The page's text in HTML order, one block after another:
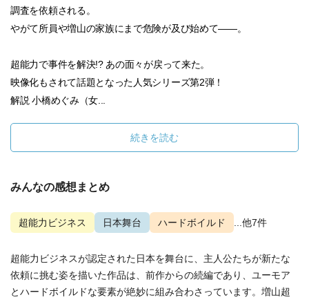
調査を依頼される。
やがて所員や増山の家族にまで危険が及び始めて――。
超能力で事件を解決!? あの面々が戻って来た。
映像化もされて話題となった人気シリーズ第2弾！
解説 小橋めぐみ（女...
続きを読む
みんなの感想まとめ
超能力ビジネス 日本舞台 ハードボイルド ...他7件
超能力ビジネスが認定された日本を舞台に、主人公たちが新たな
依頼に挑む姿を描いた作品は、前作からの続編であり、ユーモア
とハードボイルドな要素が絶妙に組み合わさっています。増山超